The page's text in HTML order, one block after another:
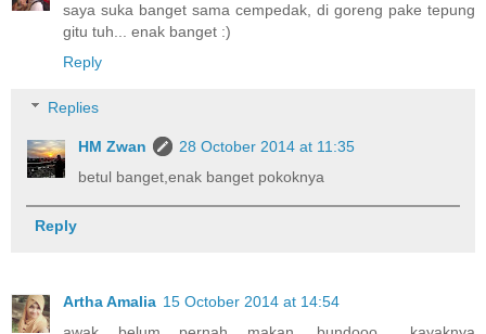
saya suka banget sama cempedak, di goreng pake tepung
gitu tuh... enak banget :)
Reply
Replies
HM Zwan
28 October 2014 at 11:35
betul banget,enak banget pokoknya
Reply
Artha Amalia 15 October 2014 at 14:54